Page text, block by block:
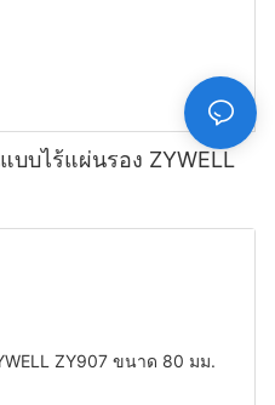
บไร้แผ่นรอง ZYWELL